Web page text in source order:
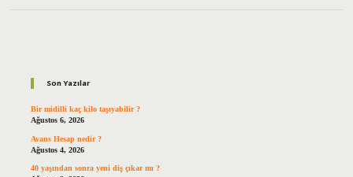
Son Yazılar
Bir midilli kaç kilo taşıyabilir ?
Ağustos 6, 2026
Avans Hesap nedir ?
Ağustos 4, 2026
40 yaşından sonra yeni diş çıkar mı ?